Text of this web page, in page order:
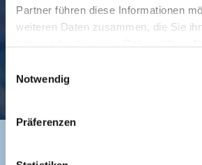
Partner führen diese Informationen
weiteren Daten zusammen, die Sie
Notwendig
Präferenzen